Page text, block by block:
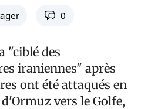
0
"ciblé des
iraniennes" après
ont été attaqués en
vers le Golfe,